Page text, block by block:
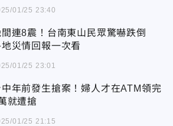
01/25 23:40
間連8震！台南東山民眾驚嚇跌倒
災情回報一次看
01/25 23:01
中年前發生搶案！婦人才在ATM領完
就遭搶
01/25 21:15